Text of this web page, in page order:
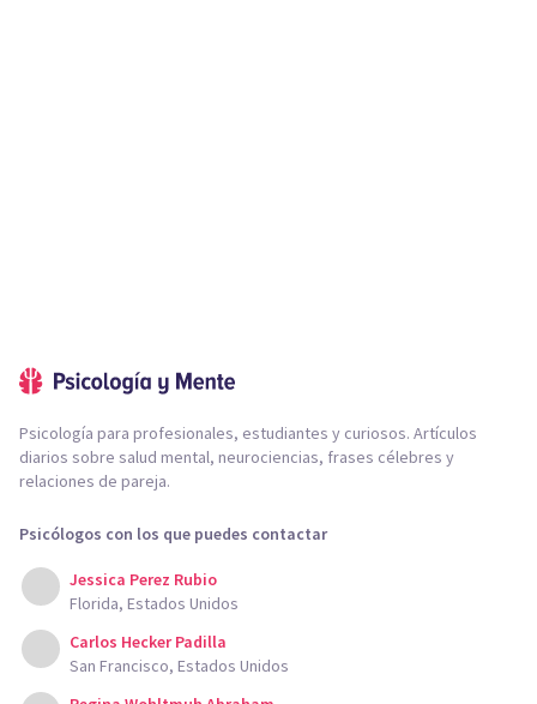
Psicología para profesionales, estudiantes y curiosos. Artículos
diarios sobre salud mental, neurociencias, frases célebres y
relaciones de pareja.
Psicólogos con los que puedes contactar
Jessica Perez Rubio
Florida, Estados Unidos
Carlos Hecker Padilla
San Francisco, Estados Unidos